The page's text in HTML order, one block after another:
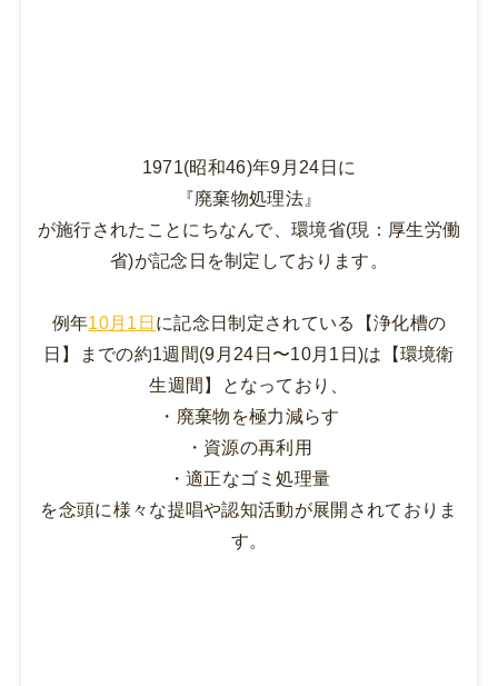
1971(昭和46)年9月24日に
『廃棄物処理法』
が施行されたことにちなんで、環境省(現：厚生労働
省)が記念日を制定しております。
例年10月1日 に記念日制定されている【浄化槽の
日】
までの約1週間(9月24日〜10月1日)は【環境衛
生週間】
となっており、
・廃棄物を極力減らす
・資源の再利用
・適正なゴミ処理量
を念頭に様々な提唱や認知活動が展開されておりま
す。